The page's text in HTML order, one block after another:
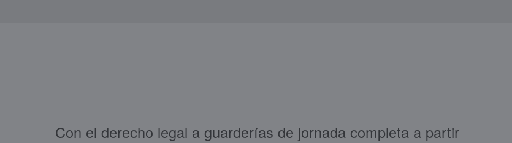
Con el derecho legal a guarderías de jornada completa a partir